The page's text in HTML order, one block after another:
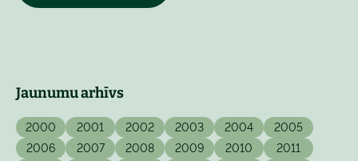
Jaunumu arhīvs
2000 2001 2002 2003 2004
2005
2006
2007 2008 2009 2010
2011